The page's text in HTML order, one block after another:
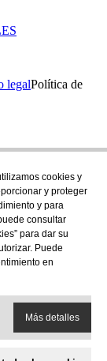
legalPolítica de
en nuestra
-
cookies y
y proteger
y para
consultar
para dar su
Puede
en
Más detalles